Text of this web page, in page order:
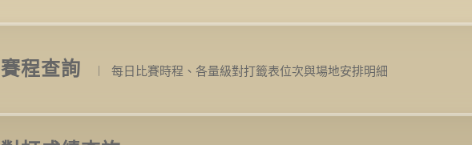
賽程查詢 每日比賽時程、各量級對打籤表位次與場地安排明細